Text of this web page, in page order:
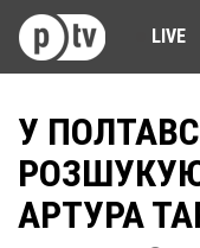
LIVE
У
АРТУРА